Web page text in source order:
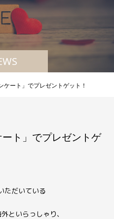
ケート」でプレゼントゲット！
ート」でプレゼントゲ
ただいている
といらっしゃり、